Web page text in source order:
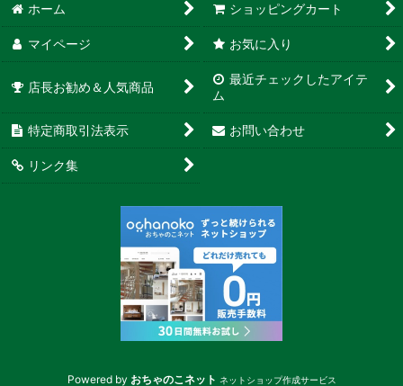
ホーム ショッピングカート
マイページ お気に入り
店長お勧め＆人気商品
最近チェックしたアイテ
ム
特定商取引法表示 お問い合わせ
リンク集
Powered by おちゃのこネット ネットショップ作成サービス